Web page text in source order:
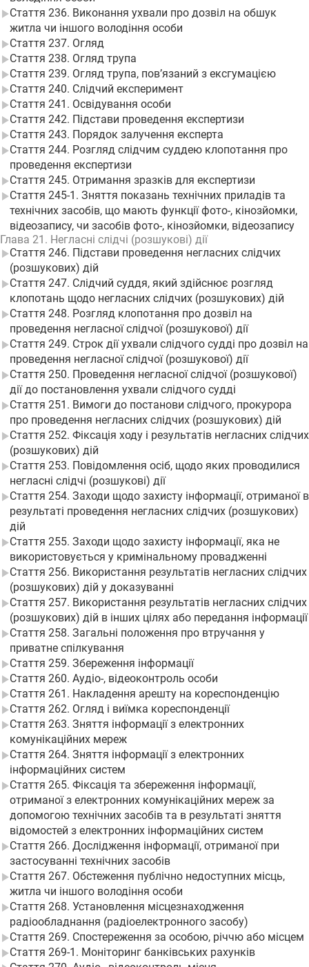
Стаття 236. Виконання ухвали про дозвіл на обшук
житла чи іншого володіння особи
Стаття 237. Огляд
Стаття 238. Огляд трупа
Стаття 239. Огляд трупа, пов’язаний з ексгумацією
Стаття 240. Слідчий експеримент
Стаття 241. Освідування особи
Стаття 242. Підстави проведення експертизи
Стаття 243. Порядок залучення експерта
Стаття 244. Розгляд слідчим суддею клопотання про
проведення експертизи
Стаття 245. Отримання зразків для експертизи
Стаття 245-1. Зняття показань технічних приладів та
технічних засобів, що мають функції фото-, кінозйомки,
відеозапису, чи засобів фото-, кінозйомки, відеозапису
Глава 21. Негласні слідчі (розшукові) дії
Стаття 246. Підстави проведення негласних слідчих
(розшукових) дій
Стаття 247. Слідчий суддя, який здійснює розгляд
клопотань щодо негласних слідчих (розшукових) дій
Стаття 248. Розгляд клопотання про дозвіл на
проведення негласної слідчої (розшукової) дії
Стаття 249. Строк дії ухвали слідчого судді про дозвіл на
проведення негласної слідчої (розшукової) дії
Стаття 250. Проведення негласної слідчої (розшукової)
дії до постановлення ухвали слідчого судді
Стаття 251. Вимоги до постанови слідчого, прокурора
про проведення негласних слідчих (розшукових) дій
Стаття 252. Фіксація ходу і результатів негласних слідчих
(розшукових) дій
Стаття 253. Повідомлення осіб, щодо яких проводилися
негласні слідчі (розшукові) дії
Стаття 254. Заходи щодо захисту інформації, отриманої в
результаті проведення негласних слідчих (розшукових)
дій
Стаття 255. Заходи щодо захисту інформації, яка не
використовується у кримінальному провадженні
Стаття 256. Використання результатів негласних слідчих
(розшукових) дій у доказуванні
Стаття 257. Використання результатів негласних слідчих
(розшукових) дій в інших цілях або передання інформації
Стаття 258. Загальні положення про втручання у
приватне спілкування
Стаття 259. Збереження інформації
Стаття 260. Аудіо-, відеоконтроль особи
Стаття 261. Накладення арешту на кореспонденцію
Стаття 262. Огляд і виїмка кореспонденції
Стаття 263. Зняття інформації з електронних
комунікаційних мереж
Стаття 264. Зняття інформації з електронних
інформаційних систем
Стаття 265. Фіксація та збереження інформації,
отриманої з електронних комунікаційних мереж за
допомогою технічних засобів та в результаті зняття
відомостей з електронних інформаційних систем
Стаття 266. Дослідження інформації, отриманої при
застосуванні технічних засобів
Стаття 267. Обстеження публічно недоступних місць,
житла чи іншого володіння особи
Стаття 268. Установлення місцезнаходження
радіообладнання (радіоелектронного засобу)
Стаття 269. Спостереження за особою, річчю або місцем
Стаття 269-1. Моніторинг банківських рахунків